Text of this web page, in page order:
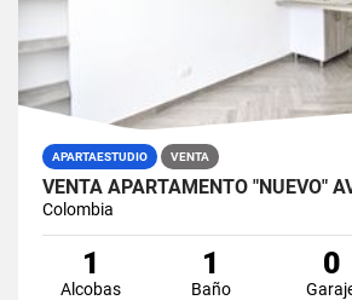
APARTAESTUDIO VENTA
Colombia
1
Alcobas
1
Baño
0